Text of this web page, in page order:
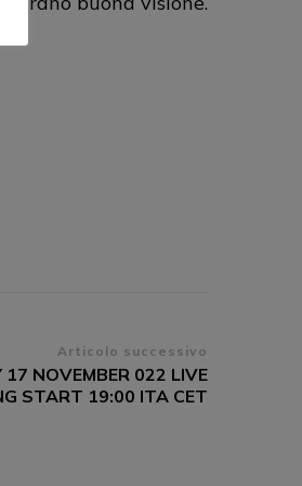
Articolo successivo
17 NOVEMBER 022 LIVE
START 19:00 ITA CET